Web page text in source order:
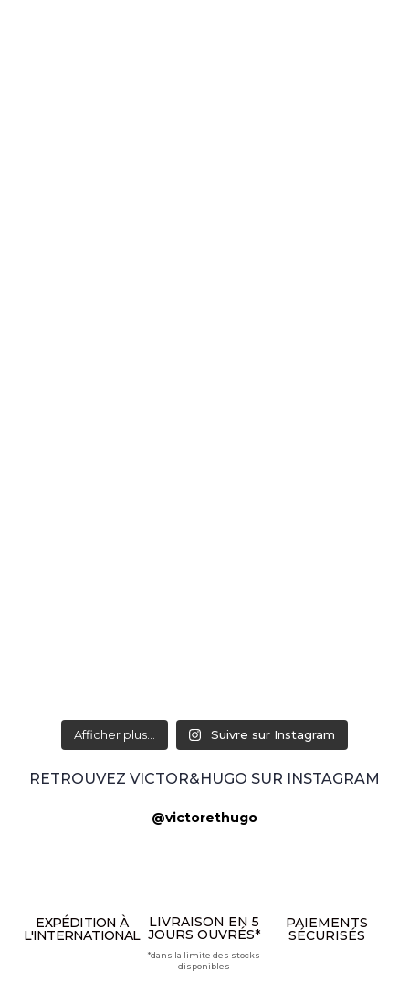
Afficher plus... Suivre sur Instagram
RETROUVEZ VICTOR&HUGO SUR INSTAGRAM
@victorethugo
EXPÉDITION À
L'INTERNATIONAL
LIVRAISON EN 5
JOURS OUVRÉS*
*dans la limite des stocks
disponibles
PAIEMENTS
SÉCURISÉS